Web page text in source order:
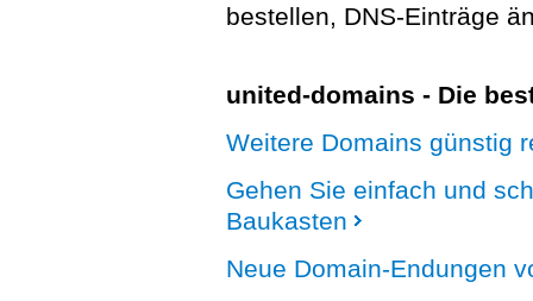
bestellen, DNS-Einträge
united-domains - Die
Weitere Domains günstig
Gehen Sie einfach und
Baukasten
Neue Domain-Endungen